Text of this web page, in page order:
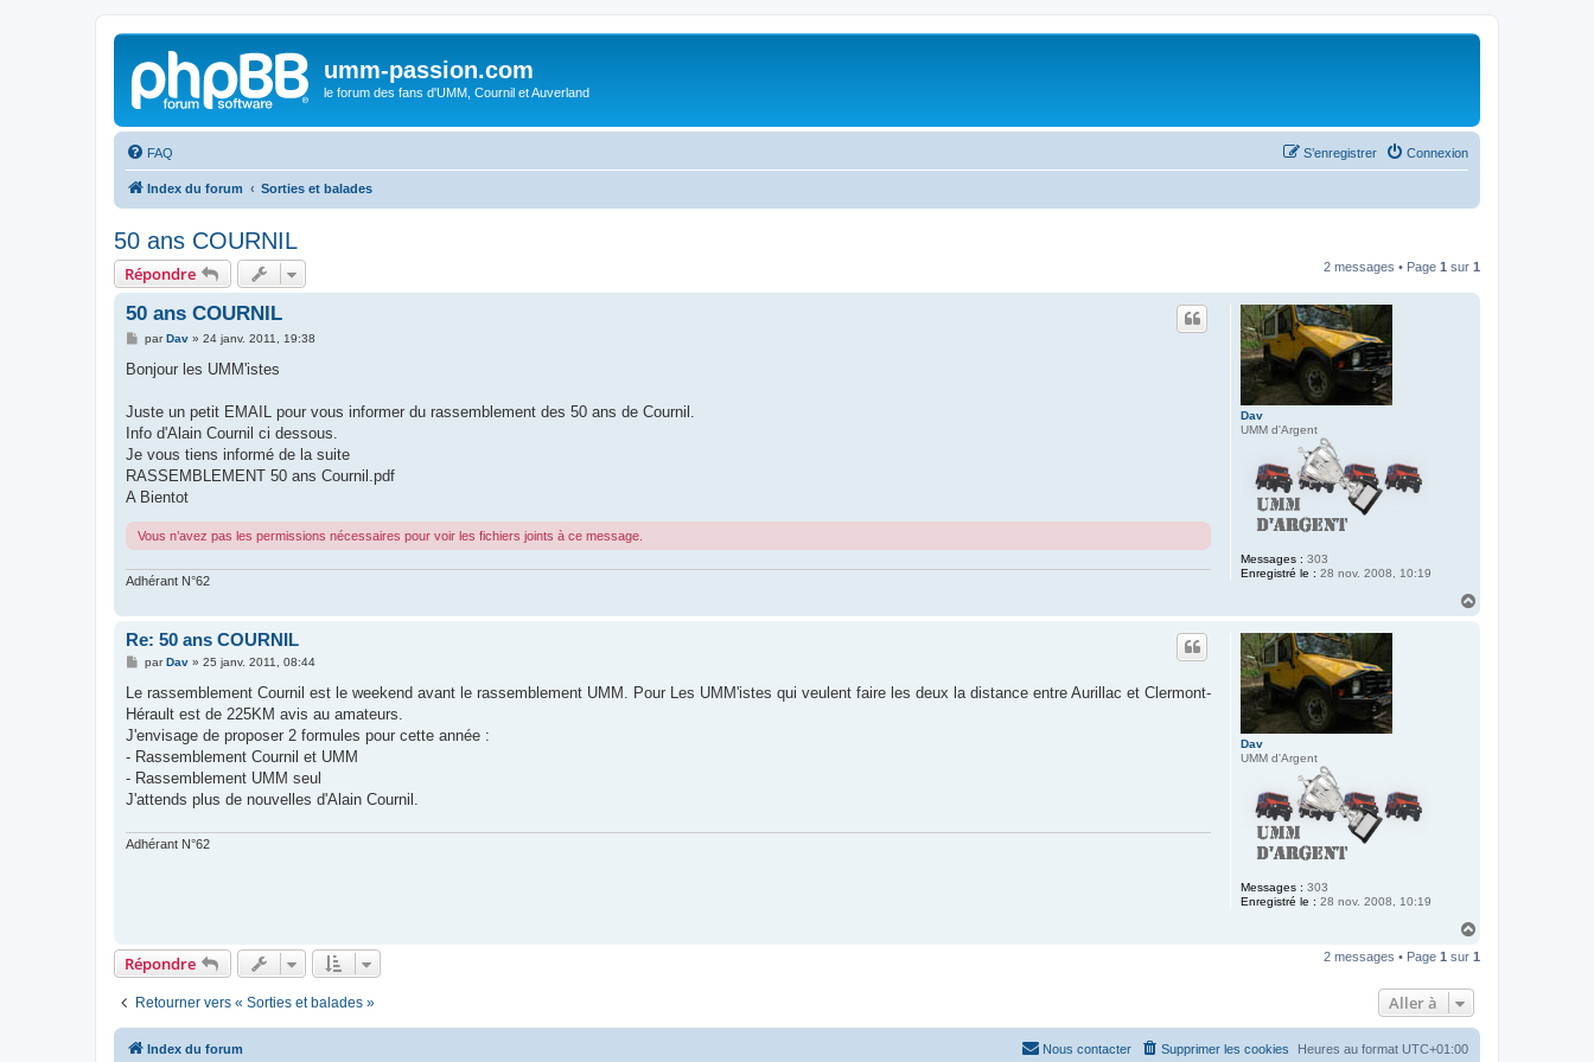
umm-passion.com
le forum des fans d'UMM, Cournil et Auverland
FAQ Connexion
S’enregistrer
Index du forum Sorties et balades
50 ans COURNIL
Répondre 2 messages • Page 1 sur 1
Dav
UMM d'Argent
Messages : 303
Enregistré le : 28 nov. 2008, 10:19
50 ans COURNIL
M
s
g
parDav» 24 janv. 2011, 19:38
Bonjour les UMM'istes
Juste un petit EMAIL pour vous informer du rassemblement des 50 ans de Cournil.
Info d'Alain Cournil ci dessous.
Je vous tiens informé de la suite
RASSEMBLEMENT 50 ans Cournil.pdf
A Bientot
Vous n’avez pas les permissions nécessaires pour voir les fichiers joints à ce message.
Adhérant N°62
Dav
UMM d'Argent
Messages : 303
Enregistré le : 28 nov. 2008, 10:19
Re: 50 ans COURNIL
M
s
a
g
parDav» 25 janv. 2011, 08:44
Le rassemblement Cournil est le weekend avant le rassemblement UMM. Pour Les UMM'istes qui veulent faire les deux la distance entre Aurillac et Clermont-
Hérault est de 225KM avis au amateurs.
J'envisage de proposer 2 formules pour cette année :
- Rassemblement Cournil et UMM
- Rassemblement UMM seul
J'attends plus de nouvelles d'Alain Cournil.
Adhérant N°62
u
Répondre 2 messages • Page 1 sur 1
Retourner vers « Sorties et balades » Aller à
Index du forum Heures au format UTC+01:00
Supprimer les cookies
Nous contacter